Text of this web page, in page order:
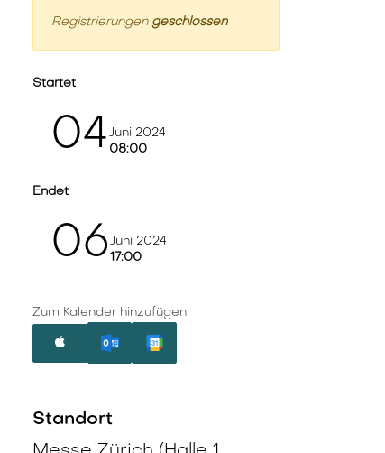
Registrierungen geschlossen
Startet
04 Juni 2024
08:00
Endet
06 Juni 2024
17:00
Zum Kalender hinzufügen:
Standort